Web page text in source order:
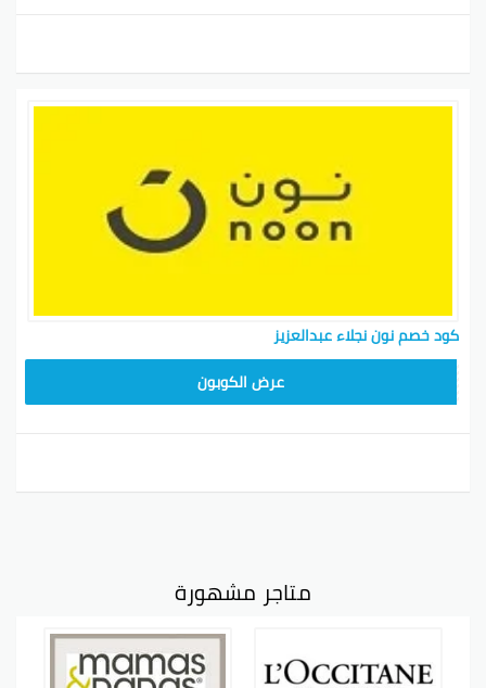
كود خصم نون نجلاء عبدالعزيز
عرض الكوبون
متاجر مشهورة